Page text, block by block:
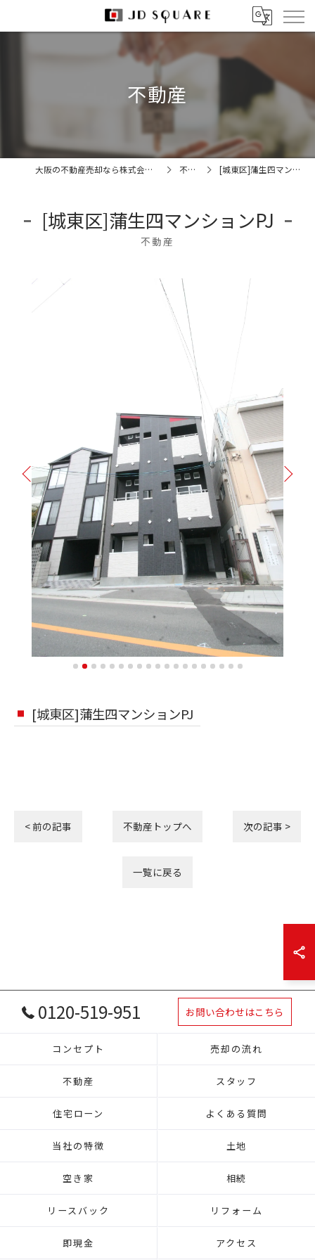
不動産
大阪の不動産売却なら株式会社JDスクエア 不動産 [城東区]蒲生四マンションPJ
不動産
[城東区]蒲生四マンションPJ
[城東区]蒲生四マンションPJ
< 前の記事 不動産トップへ 次の記事 >
一覧に戻る
0120-519-951 お問い合わせはこちら
コンセプト 売却の流れ
不動産 スタッフ
住宅ローン よくある質問
当社の特徴 土地
空き家 相続
リースバック リフォーム
即現金 アクセス